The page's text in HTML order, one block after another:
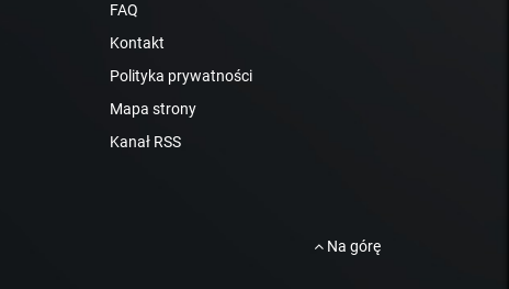
FAQ
Kontakt
Polityka prywatności
Mapa strony
Kanał RSS
Na górę